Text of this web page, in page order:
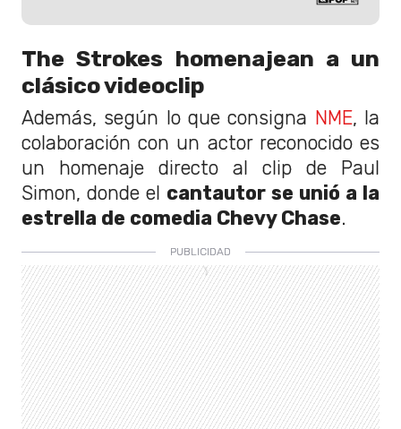
The Strokes homenajean a un
clásico videoclip
Además, según lo que consigna NME, la
colaboración con un actor reconocido es
un homenaje directo al clip de Paul
Simon, donde el cantautor se unió a la
estrella de comedia Chevy Chase.